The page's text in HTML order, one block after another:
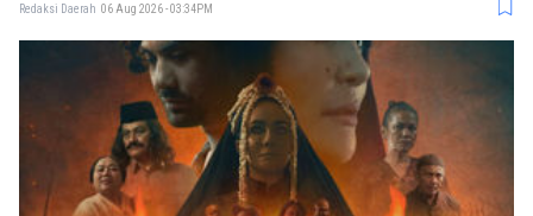
Redaksi Daerah 06 Aug 2026 - 03:34PM